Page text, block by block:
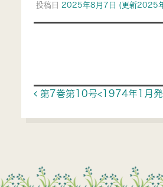
投稿日 2025年8月7日 (更新2025
Post
第7巻第10号<1974年1月発